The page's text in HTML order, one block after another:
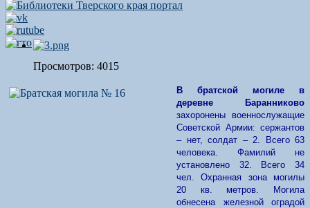
Просмотров: 4015
В братской могиле в
деревне Баранниково
захоронены военнослужащие
Советской Армии: сержантов
– нет, солдат – 2. Всего 63
человека. Фамилий не
установлено 32. Всего 34
чел. Охранная зона могилы
20 кв. метров. Могила
обнесена железной оградой